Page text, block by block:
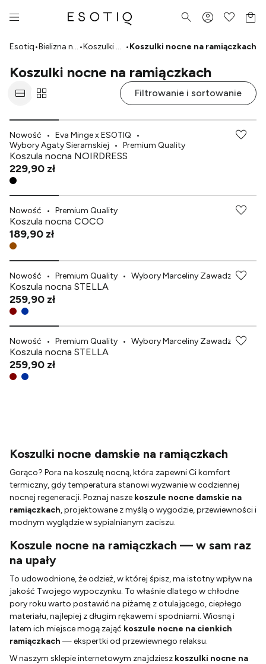
Esotiq• Bielizna nocna • Koszulki nocne •Koszulki nocne na ramiączkach
Koszulki nocne na ramiączkach
Filtrowanie i sortowanie
Nowość • Eva Minge x ESOTIQ
•
Wybory Agaty Sieramskiej
• Premium Quality
Koszula nocna NOIRDRESS
229,90 zł
Nowość • Premium Quality
Koszula nocna COCO
189,90 zł
Nowość • Premium Quality • Wybory Marceliny Zawadzkiej
Koszula nocna STELLA
259,90 zł
Nowość • Premium Quality • Wybory Marceliny Zawadzkiej
Koszula nocna STELLA
259,90 zł
Koszulki nocne damskie na ramiączkach
Gorąco? Pora na koszulę nocną, która zapewni Ci komfort
termiczny, gdy temperatura stanowi wyzwanie w codziennej
nocnej regeneracji. Poznaj nasze koszule nocne damskie na
ramiączkach, projektowane z myślą o wygodzie, przewiewności i
modnym wyglądzie w sypialnianym zaciszu.
Koszule nocne na ramiączkach — w sam raz
na upały
To udowodnione, że odzież, w której śpisz, ma istotny wpływ na
jakość Twojego wypoczynku. To właśnie dlatego w chłodne
pory roku warto postawić na piżamę z otulającego, ciepłego
materiału, najlepiej z długim rękawem i spodniami. Wiosną i
latem ich miejsce mogą zająć koszule nocne na cienkich
ramiączkach — ekspertki od przewiewnego relaksu.
W naszym sklepie internetowym znajdziesz koszulki nocne na